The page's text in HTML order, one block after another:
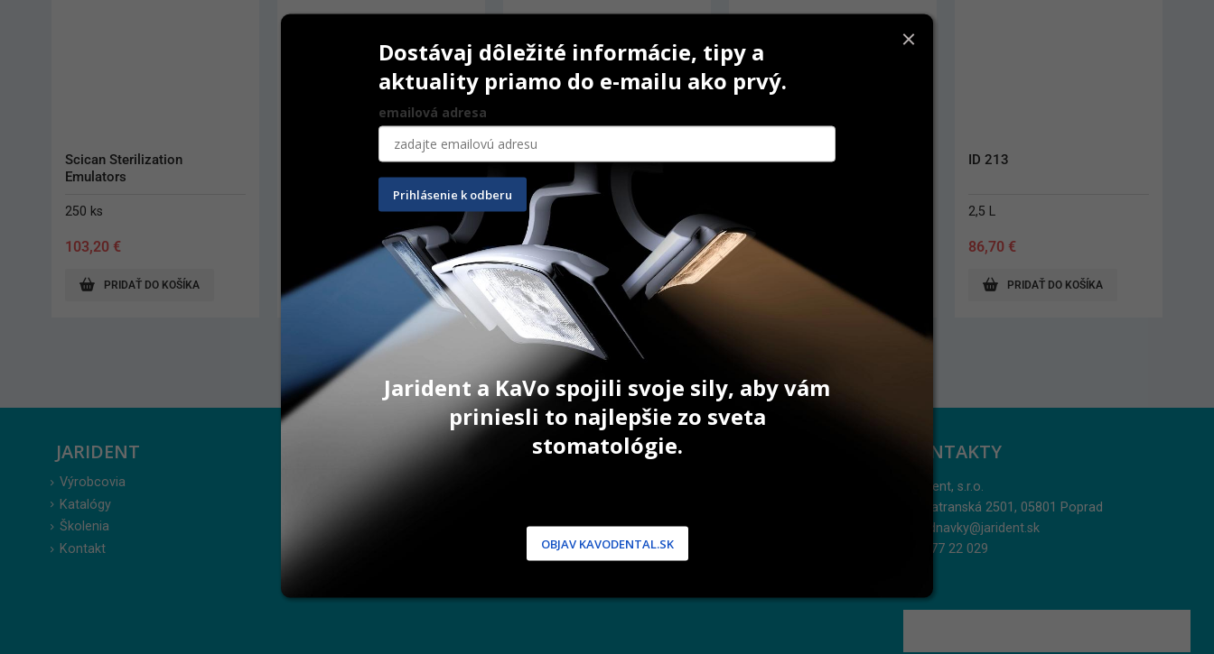
BioSonic Universal Ultrasonic
Concentrate UC40
5 L
157,30 €
PRIDAŤ DO KOŠÍKA PRIDAŤ DO KOŠÍKA
Mikrozid Sensitive Wipes –
dóza
200 ks
23,40€
PRIDAŤ DO KOŠÍKA
ID 213
86,70
PRIDAŤ DO KOŠÍKA
Baktolin Pure
5 L
38,70 €
PRIDAŤ DO KOŠÍKA
JARIDENT
Výrobcovia
Katalógy
Školenia
Kontakt
ZÁKAZNÍCKA ZÓNA PODPORA
Servis
KONTAKTY
Jarident, s.r.o.
Podtatranská 2501, 05801 Poprad
objednavky@jarident.sk
052/77 22 029
Dostávaj dôležité informácie, tipy a
aktuality priamo do e-mailu ako prvý.
emailová adresa
Prihlásenie k odberu
Jarident a KaVo spojili svoje sily, aby vám
priniesli to najlepšie zo sveta
stomatológie.
OBJAV KAVODENTAL.SK